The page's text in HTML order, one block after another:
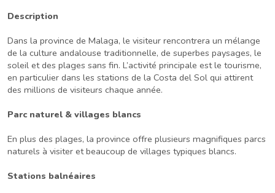
Description
Dans la province de Malaga, le visiteur rencontrera un mélange
de la culture andalouse traditionnelle, de superbes paysages, le
soleil et des plages sans fin. L’activité principale est le tourisme,
en particulier dans les stations de la Costa del Sol qui attirent
des millions de visiteurs chaque année.
Parc naturel & villages blancs
En plus des plages, la province offre plusieurs magnifiques parcs
naturels à visiter et beaucoup de villages typiques blancs.
Stations balnéaires